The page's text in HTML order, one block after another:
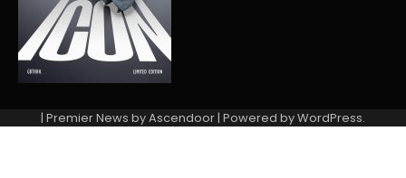
| Premier News byAscendoor| Powered byWordPress.